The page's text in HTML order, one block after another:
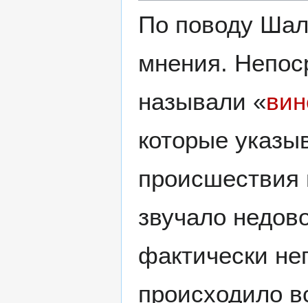
По поводу
мнения.
называли «
которые
звучало
фактически
происходило